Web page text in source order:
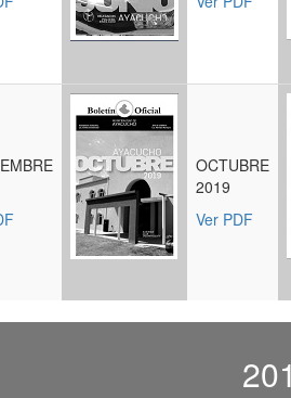
OCTUBRE
2019
Ver PDF